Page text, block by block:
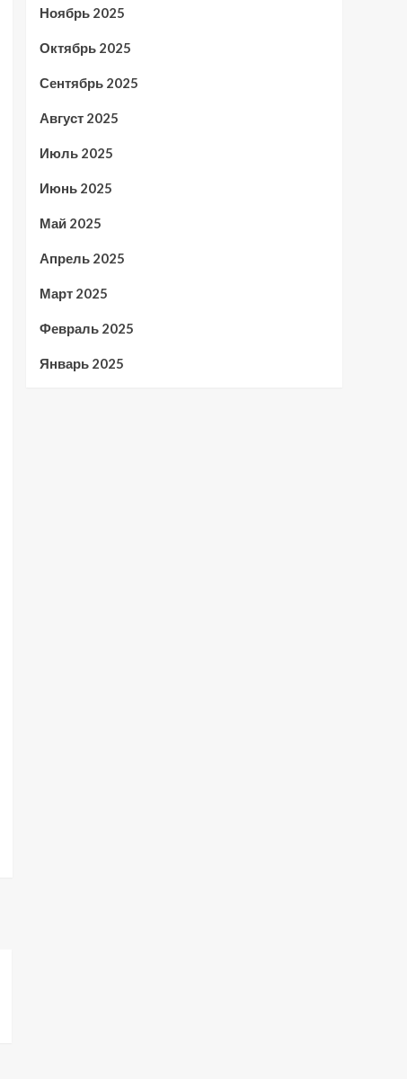
Ноябрь 2025
Октябрь 2025
Сентябрь 2025
Август 2025
Июль 2025
Июнь 2025
Май 2025
Апрель 2025
Март 2025
Февраль 2025
Январь 2025